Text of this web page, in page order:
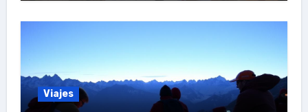
Viajes